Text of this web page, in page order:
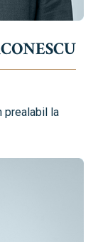
prealabil la